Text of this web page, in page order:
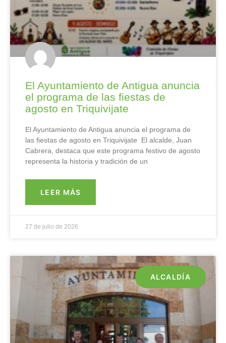
El Ayuntamiento de Antigua anuncia
el programa de las fiestas de
agosto en Triquivijate
El Ayuntamiento de Antigua anuncia el programa de
las fiestas de agosto en Triquivijate El alcalde, Juan
Cabrera, destaca que este programa festivo de agosto
representa la historia y tradición de un
LEER MÁS
27 de julio de 2026
ALCALDÍA